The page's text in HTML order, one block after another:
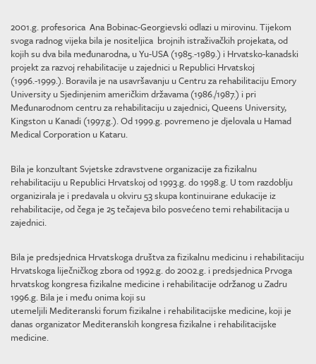
2001.g. profesorica Ana Bobinac-Georgievski odlazi u mirovinu. Tijekom
svoga radnog vijeka bila je nositeljica brojnih istraživačkih projekata, od
kojih su dva bila međunarodna, u Yu-USA (1985.-1989.) i Hrvatsko-kanadski
projekt za razvoj rehabilitacije u zajednici u Republici Hrvatskoj
(1996.-1999.). Boravila je na usavršavanju u Centru za rehabilitaciju Emory
University u Sjedinjenim američkim državama (1986./1987.) i pri
Međunarodnom centru za rehabilitaciju u zajednici, Queens University,
Kingston u Kanadi (1997.g.). Od 1999.g. povremeno je djelovala u Hamad
Medical Corporation u Kataru.
Bila je konzultant Svjetske zdravstvene organizacije za fizikalnu
rehabilitaciju u Republici Hrvatskoj od 1993.g. do 1998.g. U tom razdoblju
organizirala je i predavala u okviru 53 skupa kontinuirane edukacije iz
rehabilitacije, od čega je 25 tečajeva bilo posvećeno temi rehabilitacija u
zajednici.
Bila je predsjednica Hrvatskoga društva za fizikalnu medicinu i rehabilitaciju
Hrvatskoga liječničkog zbora od 1992.g. do 2002.g. i predsjednica Prvoga
hrvatskog kongresa fizikalne medicine i rehabilitacije održanog u Zadru
1996.g. Bila je i među onima koji su
utemeljili Mediteranski forum fizikalne i rehabilitacijske medicine, koji je
danas organizator Mediteranskih kongresa fizikalne i rehabilitacijske
medicine.